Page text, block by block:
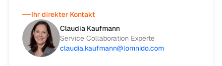
Ihr direkter Kontakt
Claudia Kaufmann
Service Collaboration Experte
claudia.kaufmann@lomnido.com